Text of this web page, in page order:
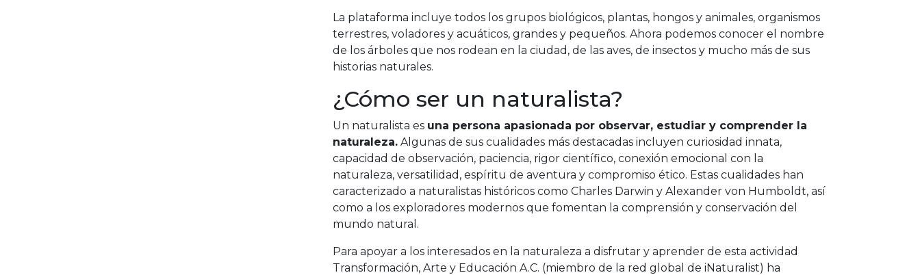
La plataforma incluye todos los grupos biológicos, plantas, hongos y animales, organismos
terrestres, voladores y acuáticos, grandes y pequeños. Ahora podemos conocer el nombre
de los árboles que nos rodean en la ciudad, de las aves, de insectos y mucho más de sus
historias naturales.
¿Cómo ser un naturalista?
Un naturalista es una persona apasionada por observar, estudiar y comprender la
naturaleza. Algunas de sus cualidades más destacadas incluyen curiosidad innata,
capacidad de observación, paciencia, rigor científico, conexión emocional con la
naturaleza, versatilidad, espíritu de aventura y compromiso ético. Estas cualidades han
caracterizado a naturalistas históricos como Charles Darwin y Alexander von Humboldt, así
como a los exploradores modernos que fomentan la comprensión y conservación del
mundo natural.
Para apoyar a los interesados en la naturaleza a disfrutar y aprender de esta actividad
Transformación, Arte y Educación A.C. (miembro de la red global de iNaturalist) ha